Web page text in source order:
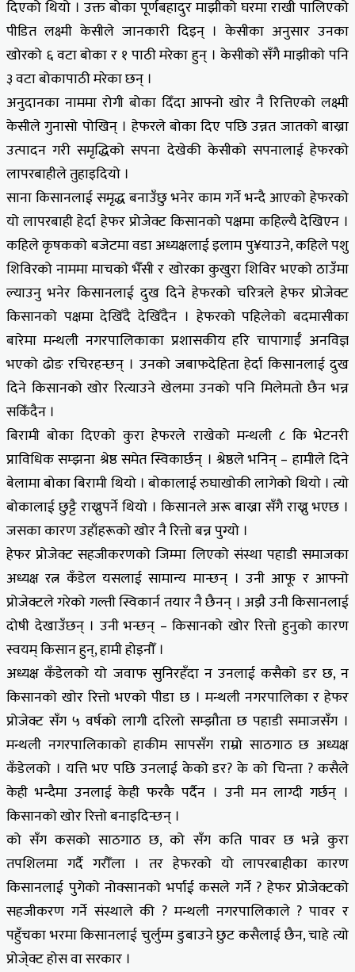
दिएको थियो । उक्त बोका पूर्णबहादुर माझीको घरमा राखी पालिएको
पीडित लक्ष्मी केसीले जानकारी दिइन् । केसीका अनुसार उनका
खोरको ६ वटा बोका र १ पाठी मरेका हुन् । केसीको सँगै माझीको पनि
३ वटा बोकापाठी मरेका छन् ।
अनुदानका नाममा रोगी बोका दिँदा आफ्नो खोर नै रित्तिएको लक्ष्मी
केसीले गुनासो पोखिन् । हेफरले बोका दिए पछि उन्नत जातको बाख्रा
उत्पादन गरी समृद्धिको सपना देखेकी केसीको सपनालाई हेफरको
लापरबाहीले तुहाइदियो ।
साना किसानलाई समृद्ध बनाउँछु भनेर काम गर्ने भन्दै आएको हेफरको
यो लापरबाही हेर्दा हेफर प्रोजेक्ट किसानको पक्षमा कहिल्यै देखिएन ।
कहिले कृषकको बजेटमा वडा अध्यक्षलाई इलाम पु¥याउने, कहिले पशु
शिविरको नाममा माचको भैँसी र खोरका कुखुरा शिविर भएको ठाउँमा
ल्याउनु भनेर किसानलाई दुख दिने हेफरको चरित्रले हेफर प्रोजेक्ट
किसानको पक्षमा देखिँदै देखिँदैन । हेफरको पहिलेको बदमासीका
बारेमा मन्थली नगरपालिकाका प्रशासकीय हरि चापागाईँ अनविज्ञ
भएको ढोङ रचिरहन्छन् । उनको जबाफदेहिता हेर्दा किसानलाई दुख
दिने किसानको खोर रित्याउने खेलमा उनको पनि मिलेमतो छैन भन्न
सकिँदैन ।
बिरामी बोका दिएको कुरा हेफरले राखेको मन्थली ८ कि भेटनरी
प्राविधिक सम्झना श्रेष्ठ समेत स्विकार्छन् । श्रेष्ठले भनिन् – हामीले दिने
बेलामा बोका बिरामी थियो । बोकालाई रुघाखोकी लागेको थियो । त्यो
बोकालाई छुट्टै राख्नुपर्ने थियो । किसानले अरू बाख्रा सँगै राख्नु भएछ ।
जसका कारण उहाँहरूको खोर नै रित्तो बन्न पुग्यो ।
हेफर प्रोजेक्ट सहजीकरणको जिम्मा लिएको संस्था पहाडी समाजका
अध्यक्ष रत्न कँडेल यसलाई सामान्य मान्छन् । उनी आफू र आफ्नो
प्रोजेक्टले गरेको गल्ती स्विकार्न तयार नै छैनन् । अझै उनी किसानलाई
दोषी देखाउँछन् । उनी भन्छन् – किसानको खोर रित्तो हुनुको कारण
स्वयम् किसान हुन्, हामी होइनौँ ।
अध्यक्ष कँडेलको यो जवाफ सुनिरहँदा न उनलाई कसैको डर छ, न
किसानको खोर रित्तो भएको पीडा छ । मन्थली नगरपालिका र हेफर
प्रोजेक्ट सँग ५ वर्षको लागी दरिलो सम्झौता छ पहाडी समाजसँग ।
मन्थली नगरपालिकाको हाकीम सापसँग राम्रो साठगाठ छ अध्यक्ष
कँडेलको । यत्ति भए पछि उनलाई केको डर? के को चिन्ता ? कसैले
केही भन्दैमा उनलाई केही फरकै पर्दैन । उनी मन लाग्दी गर्छन् ।
किसानको खोर रित्तो बनाइदिन्छन् ।
को सँग कसको साठगाठ छ, को सँग कति पावर छ भन्ने कुरा
तपशिलमा गर्दै गरौँला । तर हेफरको यो लापरबाहीका कारण
किसानलाई पुगेको नोक्सानको भर्पाई कसले गर्ने ? हेफर प्रोजेक्टको
सहजीकरण गर्ने संस्थाले की ? मन्थली नगरपालिकाले ? पावर र
पहुँचका भरमा किसानलाई चुर्लुम्म डुबाउने छुट कसैलाई छैन, चाहे त्यो
प्रोजे्क्ट होस वा सरकार ।